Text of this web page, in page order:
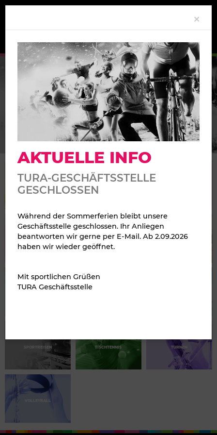
SPORTANGEBOT
FITNESS HALLENFUSSBALL
KINDERSPORT LEICHTATHLETIK RADSPORT
SPORTREISEN TISCHTENNIS TURNEN
VOLLEYBALL
×
AKTUELLE INFO
TURA-GESCHÄFTSSTELLE
GESCHLOSSEN
Während der Sommerferien bleibt unsere
Geschäftsstelle geschlossen. Ihr Anliegen
beantworten wir gerne per E-Mail. Ab 2.09.2026
haben wir wieder geöffnet.
Mit sportlichen Grüßen
TURA Geschäftsstelle